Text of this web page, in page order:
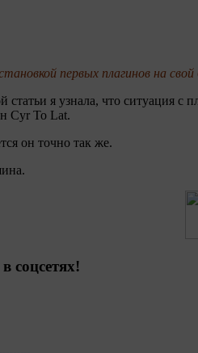
первых плагинов на свой
статьи я узнала, что ситуация
Cyr To Lat.
он точно так же.
соцсетях!